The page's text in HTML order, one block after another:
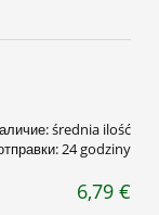
średnia ilość
24 godziny
6,79 €